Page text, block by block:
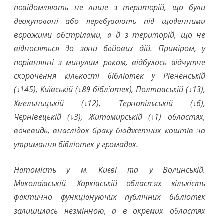
повідомляють не лише з територій, що були
деокуповані або перебувають під щоденними
ворожими обстрілами, а й з територій, що не
відносяться до зони бойових дій. Приміром, у
порівнянні з минулим роком, відбулось відчутне
скорочення кількості бібліотек у Рівненській
(↓145), Київській (↓89 бібліотек), Полтавській (↓13),
Хмельницькій (↓12), Тернопільській (↓6),
Чернівецькій (↓3), Житомирській (↓1) областях,
вочевидь, внаслідок браку бюджетних коштів на
утримання бібліотек у громадах.
Натомість у м. Києві та у Волинській,
Миколаївській, Харківській областях кількість
фактично функціонуючих публічних бібліотек
залишилась незмінною, а в окремих областях